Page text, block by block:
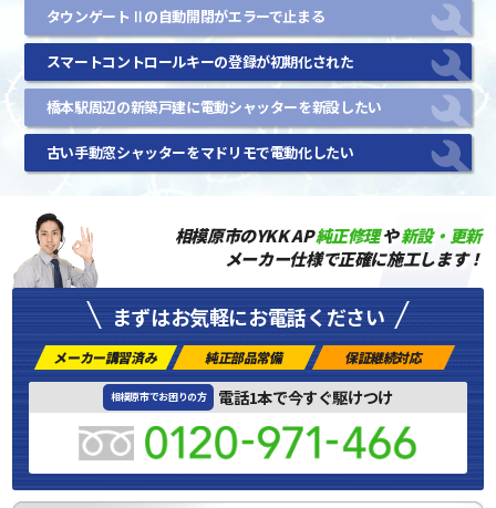
タウンゲートⅡの自動開閉がエラーで止まる
スマートコントロールキーの登録が初期化された
橋本駅周辺の新築戸建に電動シャッターを新設したい
古い手動窓シャッターをマドリモで電動化したい
相模原市のYKK AP純正修理や新設・更新
メーカー仕様で正確に施工します！
まずはお気軽にお電話ください
メーカー講習済み 純正部品常備 保証継続対応
相模原市でお困りの方 電話1本で今すぐ駆けつけ